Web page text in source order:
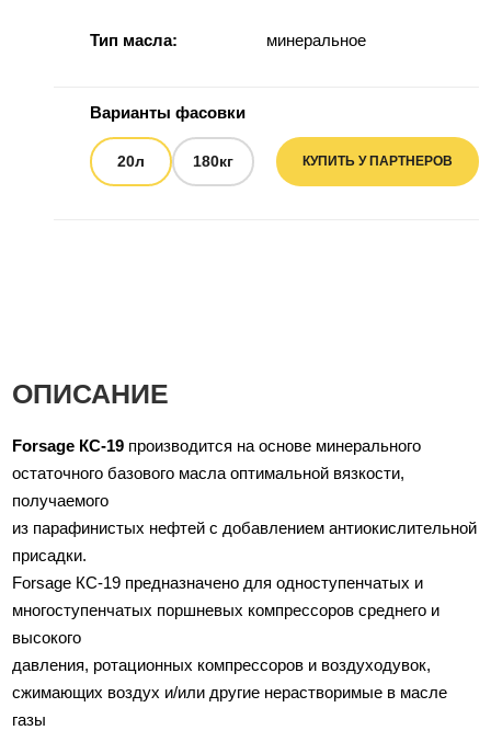
Тип масла: минеральное
Варианты фасовки
20л 180кг КУПИТЬ У ПАРТНЕРОВ
ОПИСАНИЕ
Forsage КС-19 производится на основе минерального
остаточного базового масла оптимальной вязкости,
получаемого
из парафинистых нефтей с добавлением антиокислительной
присадки.
Forsage КС-19 предназначено для одноступенчатых и
многоступенчатых поршневых компрессоров среднего и
высокого
давления, ротационных компрессоров и воздуходувок,
сжимающих воздух и/или другие нерастворимые в масле
газы